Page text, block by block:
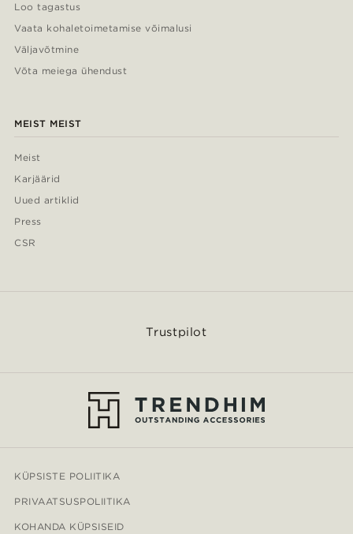
Loo tagastus
Vaata kohaletoimetamise võimalusi
Väljavõtmine
Võta meiega ühendust
MEIST MEIST
Meist
Karjäärid
Uued artiklid
Press
CSR
Trustpilot
KÜPSISTE POLIITIKA
PRIVAATSUSPOLIITIKA
KOHANDA KÜPSISEID